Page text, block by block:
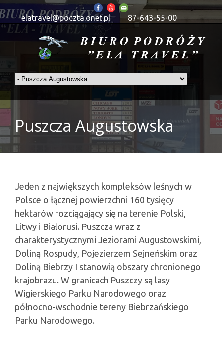
elatravel@poczta.onet.pl 87-643-55-00
Puszcza Augustowska
Jeden z największych kompleksów leśnych w
Polsce o łącznej powierzchni 160 tysięcy
hektarów rozciągający się na terenie Polski,
Litwy i Białorusi. Puszcza wraz z
charakterystycznymi Jeziorami Augustowskimi,
Doliną Rospudy, Pojezierzem Sejneńskim oraz
Doliną Biebrzy I stanowią obszary chronionego
krajobrazu. W granicach Puszczy są lasy
Wigierskiego Parku Narodowego oraz
północno-wschodnie tereny Biebrzańskiego
Parku Narodowego.